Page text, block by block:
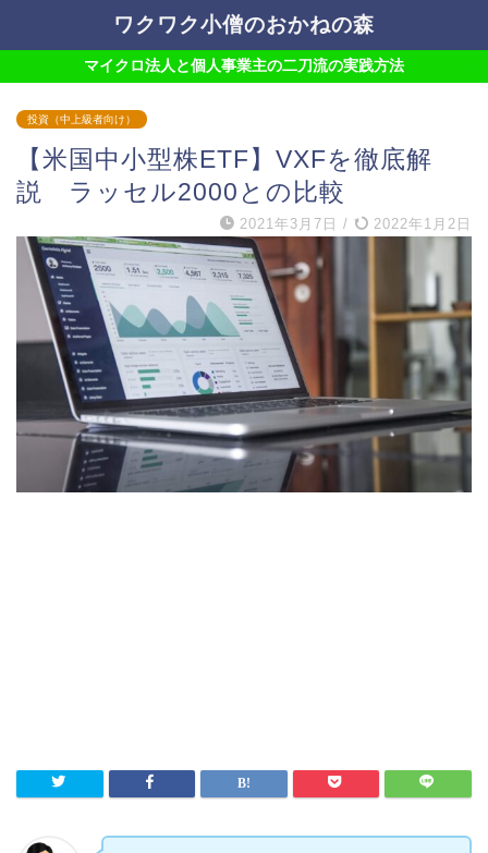
ワクワク小僧のおかねの森
マイクロ法人と個人事業主の二刀流の実践方法
投資（中上級者向け）
【米国中小型株ETF】VXFを徹底解
説 ラッセル2000との比較
2021年3月7日 / 2022年1月2日